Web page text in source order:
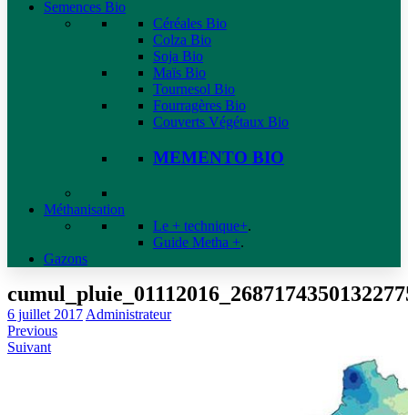
Semences Bio
Céréales Bio
Colza Bio
Soja Bio
Maïs Bio
Tournesol Bio
Fourragères Bio
Couverts Végétaux Bio
MEMENTO BIO
Méthanisation
Le + technique+.
Guide Metha +.
Gazons
6 juillet 2017 Administrateur
Previous
Suivant